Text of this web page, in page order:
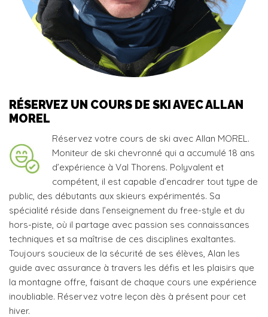
RÉSERVEZ UN COURS DE SKI AVEC ALLAN
MOREL
Réservez votre cours de ski avec Allan MOREL.
Moniteur de ski chevronné qui a accumulé 18 ans
d’expérience à Val Thorens. Polyvalent et
compétent, il est capable d’encadrer tout type de
public, des débutants aux skieurs expérimentés. Sa
spécialité réside dans l’enseignement du free-style et du
hors-piste, où il partage avec passion ses connaissances
techniques et sa maîtrise de ces disciplines exaltantes.
Toujours soucieux de la sécurité de ses élèves, Alan les
guide avec assurance à travers les défis et les plaisirs que
la montagne offre, faisant de chaque cours une expérience
inoubliable. Réservez votre leçon dès à présent pour cet
hiver.